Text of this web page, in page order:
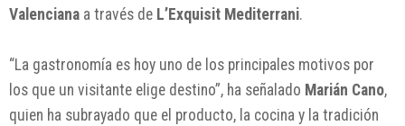
Valenciana a través de L’Exquisit Mediterrani.
“La gastronomía es hoy uno de los principales motivos por
los que un visitante elige destino”, ha señalado Marián Cano,
quien ha subrayado que el producto, la cocina y la tradición